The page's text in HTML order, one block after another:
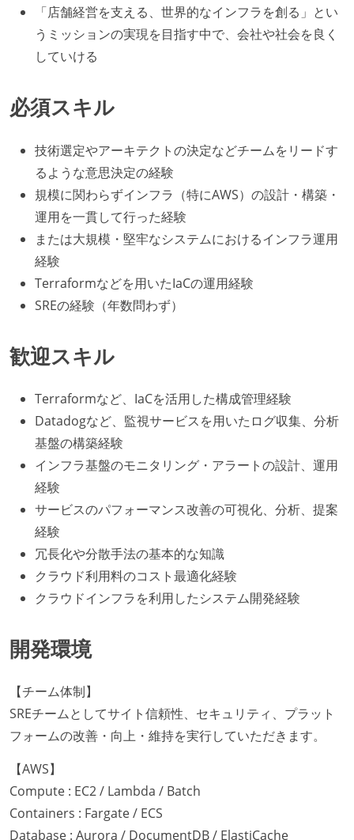
「店舗経営を支える、世界的なインフラを創る」とい
うミッションの実現を目指す中で、会社や社会を良く
していける
必須スキル
技術選定やアーキテクトの決定などチームをリードす
るような意思決定の経験
規模に関わらずインフラ（特にAWS）の設計・構築・
運用を一貫して行った経験
または大規模・堅牢なシステムにおけるインフラ運用
経験
Terraformなどを用いたIaCの運用経験
SREの経験（年数問わず）
歓迎スキル
Terraformなど、IaCを活用した構成管理経験
Datadogなど、監視サービスを用いたログ収集、分析
基盤の構築経験
インフラ基盤のモニタリング・アラートの設計、運用
経験
サービスのパフォーマンス改善の可視化、分析、提案
経験
冗長化や分散手法の基本的な知識
クラウド利用料のコスト最適化経験
クラウドインフラを利用したシステム開発経験
開発環境
【チーム体制】
SREチームとしてサイト信頼性、セキュリティ、プラット
フォームの改善・向上・維持を実行していただきます。
【AWS】
Compute : EC2 / Lambda / Batch
Containers : Fargate / ECS
Database : Aurora / DocumentDB / ElastiCache